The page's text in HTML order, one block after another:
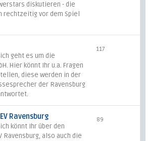
diskutieren - die
rechtzeitig vor dem Spiel
geht es um die
Hier könnt Ihr u.a. Fragen
diese werden in der
der Ravensburg
117
Ravensburg
könnt Ihr über den
Ravensburg, also auch die
89